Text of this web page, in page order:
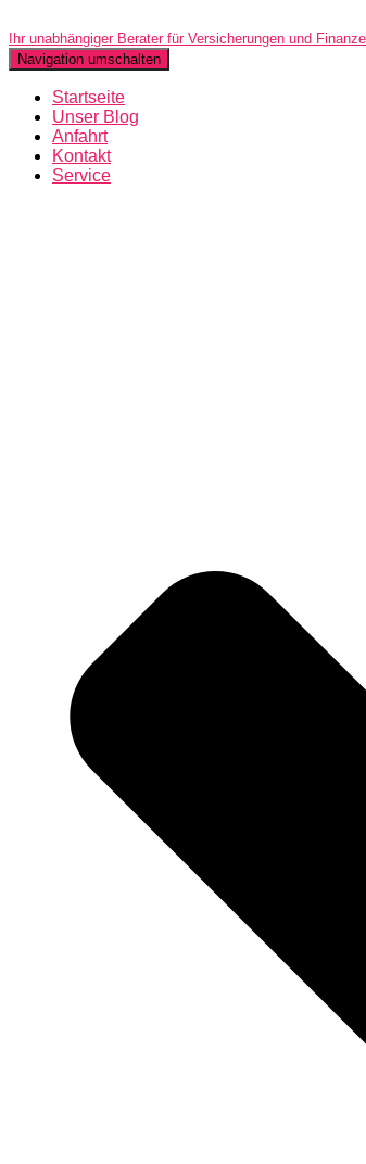
Ihr unabhängiger Berater für Versicherungen und
Navigation umschalten
Startseite
Unser Blog
Anfahrt
Kontakt
Service